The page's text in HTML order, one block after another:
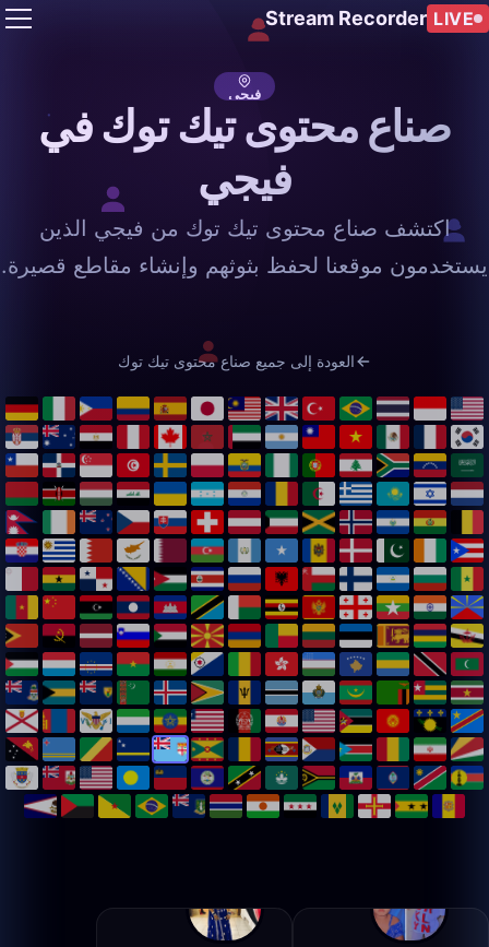
LIVE
Stream Recorder
فيجي
صناع محتوى تيك توك في
فيجي
اكتشف صناع محتوى تيك توك من فيجي الذين
يستخدمون موقعنا لحفظ بثوثهم وإنشاء مقاطع قصيرة.
العودة إلى جميع صناع محتوى تيك توك